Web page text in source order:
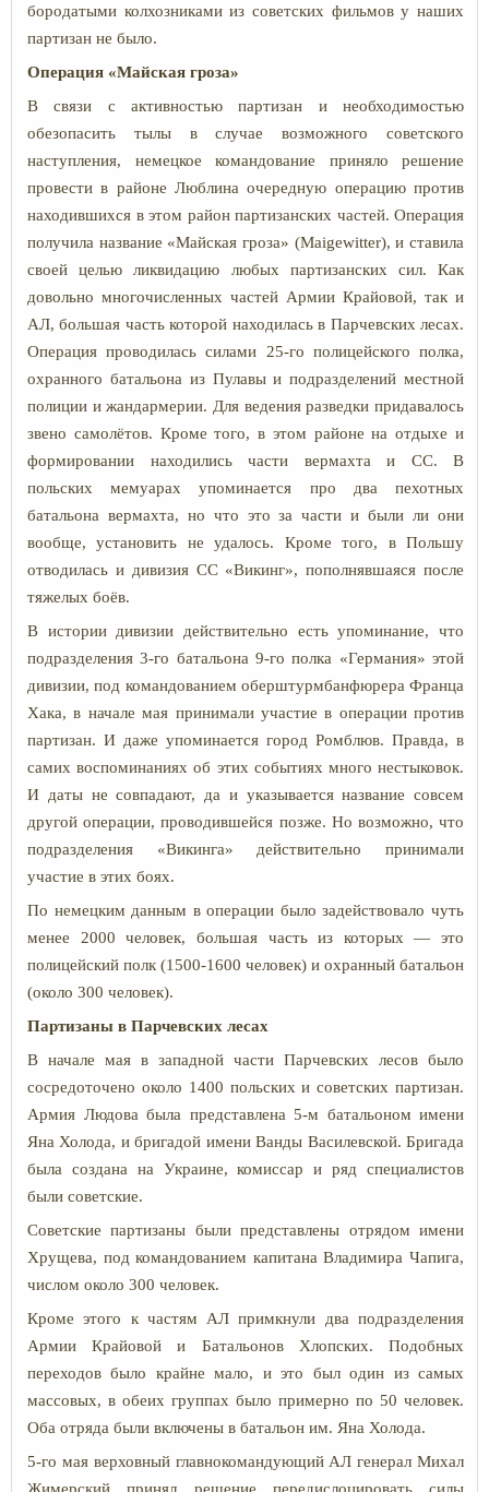
бородатыми колхозниками из советских фильмов у наших
партизан не было.
Операция «Майская гроза»
В связи с активностью партизан и необходимостью
обезопасить тылы в случае возможного советского
наступления, немецкое командование приняло решение
провести в районе Люблина очередную операцию против
находившихся в этом район партизанских частей. Операция
получила название «Майская гроза» (Maigewitter), и ставила
своей целью ликвидацию любых партизанских сил. Как
довольно многочисленных частей Армии Крайовой, так и
АЛ, большая часть которой находилась в Парчевских лесах.
Операция проводилась силами 25-го полицейского полка,
охранного батальона из Пулавы и подразделений местной
полиции и жандармерии. Для ведения разведки придавалось
звено самолётов. Кроме того, в этом районе на отдыхе и
формировании находились части вермахта и СС. В
польских мемуарах упоминается про два пехотных
батальона вермахта, но что это за части и были ли они
вообще, установить не удалось. Кроме того, в Польшу
отводилась и дивизия СС «Викинг», пополнявшаяся после
тяжелых боёв.
В истории дивизии действительно есть упоминание, что
подразделения 3-го батальона 9-го полка «Германия» этой
дивизии, под командованием оберштурмбанфюрера Франца
Хака, в начале мая принимали участие в операции против
партизан. И даже упоминается город Ромблюв. Правда, в
самих воспоминаниях об этих событиях много нестыковок.
И даты не совпадают, да и указывается название совсем
другой операции, проводившейся позже. Но возможно, что
подразделения «Викинга» действительно принимали
участие в этих боях.
По немецким данным в операции было задействовало чуть
менее 2000 человек, большая часть из которых — это
полицейский полк (1500-1600 человек) и охранный батальон
(около 300 человек).
Партизаны в Парчевских лесах
В начале мая в западной части Парчевских лесов было
сосредоточено около 1400 польских и советских партизан.
Армия Людова была представлена 5-м батальоном имени
Яна Холода, и бригадой имени Ванды Василевской. Бригада
была создана на Украине, комиссар и ряд специалистов
были советские.
Советские партизаны были представлены отрядом имени
Хрущева, под командованием капитана Владимира Чапига,
числом около 300 человек.
Кроме этого к частям АЛ примкнули два подразделения
Армии Крайовой и Батальонов Хлопских. Подобных
переходов было крайне мало, и это был один из самых
массовых, в обеих группах было примерно по 50 человек.
Оба отряда были включены в батальон им. Яна Холода.
5-го мая верховный главнокомандующий АЛ генерал Михал